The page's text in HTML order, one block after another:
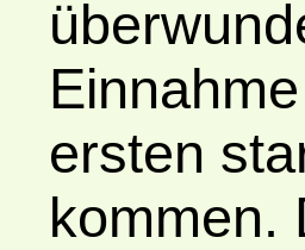
ersten
kommen.